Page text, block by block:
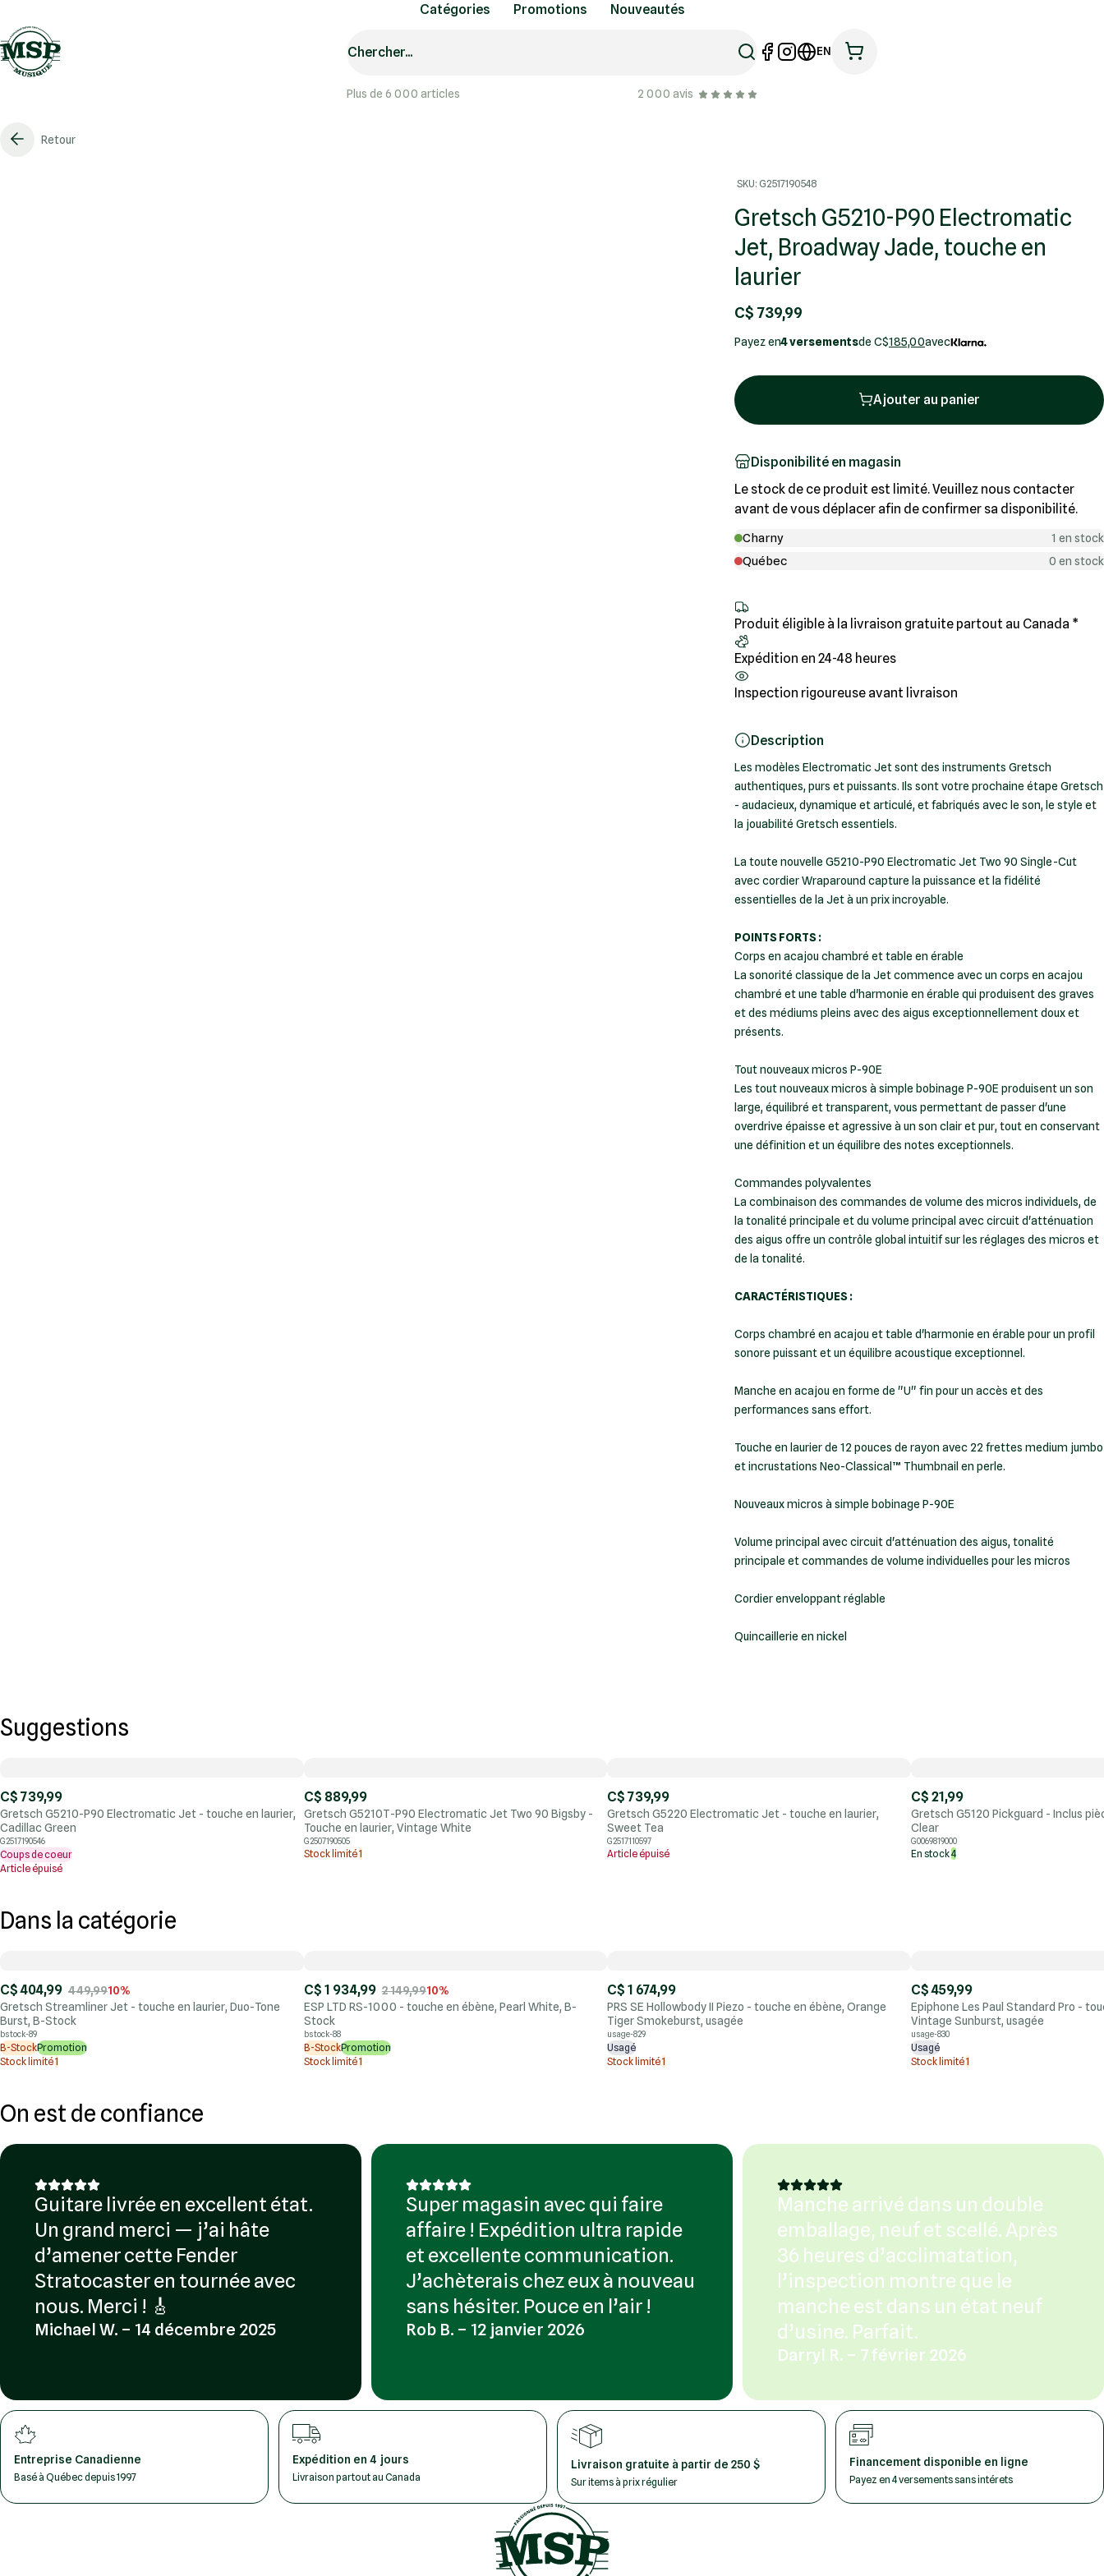
Catégories Promotions Nouveautés
Chercher...
Plus de 6 000 articles 2 000 avis
EN
Retour
SKU: G2517190548
Gretsch G5210-P90 Electromatic
Jet, Broadway Jade, touche en
laurier
C$ 739,99
Payez en4 versementsde C$185,00avec
Ajouter au panier
Disponibilité en magasin
Le stock de ce produit est limité. Veuillez nous contacter
avant de vous déplacer afin de confirmer sa disponibilité.
Charny 1 en stock
Québec 0 en stock
Produit éligible à la livraison gratuite partout au Canada *
Expédition en 24-48 heures
Inspection rigoureuse avant livraison
Description
Les modèles Electromatic Jet sont des instruments Gretsch
authentiques, purs et puissants. Ils sont votre prochaine étape Gretsch
- audacieux, dynamique et articulé, et fabriqués avec le son, le style et
la jouabilité Gretsch essentiels.
La toute nouvelle G5210-P90 Electromatic Jet Two 90 Single-Cut
avec cordier Wraparound capture la puissance et la fidélité
essentielles de la Jet à un prix incroyable.
POINTS FORTS :
Corps en acajou chambré et table en érable
La sonorité classique de la Jet commence avec un corps en acajou
chambré et une table d'harmonie en érable qui produisent des graves
et des médiums pleins avec des aigus exceptionnellement doux et
présents.
Tout nouveaux micros P-90E
Les tout nouveaux micros à simple bobinage P-90E produisent un son
large, équilibré et transparent, vous permettant de passer d'une
overdrive épaisse et agressive à un son clair et pur, tout en conservant
une définition et un équilibre des notes exceptionnels.
Commandes polyvalentes
La combinaison des commandes de volume des micros individuels, de
la tonalité principale et du volume principal avec circuit d'atténuation
des aigus offre un contrôle global intuitif sur les réglages des micros et
de la tonalité.
CARACTÉRISTIQUES :
Corps chambré en acajou et table d'harmonie en érable pour un profil
sonore puissant et un équilibre acoustique exceptionnel.
Manche en acajou en forme de "U" fin pour un accès et des
performances sans effort.
Touche en laurier de 12 pouces de rayon avec 22 frettes medium jumbo
et incrustations Neo-Classical™ Thumbnail en perle.
Nouveaux micros à simple bobinage P-90E
Volume principal avec circuit d'atténuation des aigus, tonalité
principale et commandes de volume individuelles pour les micros
Cordier enveloppant réglable
Quincaillerie en nickel
Suggestions
C$ 739,99
Gretsch G5210-P90 Electromatic Jet - touche en laurier,
Cadillac Green
G2517190546
Coups de coeur
Article épuisé
C$ 889,99
Gretsch G5210T-P90 Electromatic Jet Two 90 Bigsby -
Touche en laurier, Vintage White
G2507190505
Stock limité1
C$ 739,99
Gretsch G5220 Electromatic Jet - touche en laurier,
Sweet Tea
G2517110597
Article épuisé
C$ 21,99
Gretsch G5120 Pickguard - Inclus
Clear
G0069819000
En stock4
Dans la catégorie
C$ 404,99 449,9910%
Gretsch Streamliner Jet - touche en laurier, Duo-Tone
Burst, B-Stock
bstock-89
B-StockPromotion
Stock limité1
C$ 1 934,99 2 149,9910%
ESP LTD RS-1000 - touche en ébène, Pearl White, B-
Stock
bstock-88
B-StockPromotion
Stock limité1
C$ 1 674,99
PRS SE Hollowbody II Piezo - touche en ébène, Orange
Tiger Smokeburst, usagée
usage-829
Usagé
Stock limité1
C$ 459,99
Epiphone Les Paul Standard Pro -
Vintage Sunburst, usagée
usage-830
Usagé
Stock limité1
On est de confiance
Guitare livrée en excellent état.
Un grand merci — j’ai hâte
d’amener cette Fender
Stratocaster en tournée avec
nous. Merci ! 🎸
Michael W. – 14 décembre 2025
Super magasin avec qui faire
affaire ! Expédition ultra rapide
et excellente communication.
J’achèterais chez eux à nouveau
sans hésiter. Pouce en l’air !
Rob B. – 12 janvier 2026
Manche arrivé dans un double
emballage, neuf et scellé. Après
36 heures d’acclimatation,
l’inspection montre que le
manche est dans un état neuf
d’usine. Parfait.
Darryl R. – 7 février 2026
Entreprise Canadienne
Basé à Québec depuis 1997
Expédition en 4 jours
Livraison partout au Canada
Livraison gratuite à partir de 250 $
Sur items à prix régulier
Financement disponible en ligne
Payez en 4 versements sans intérets